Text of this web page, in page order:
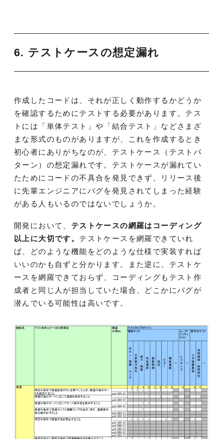
6. テストケースの想定漏れ
作成したコードは、それが正しく動作するかどうか
を確認するためにテストする必要があります。テス
トには「単体テスト」や「結合テスト」などさまざ
まな形式のものがありますが、これを作成するとき
初心者にありがちなのが、テストケース（テストパ
ターン）の想定漏れです。テストケースが漏れてい
たためにコードの不具合を発見できず、リリース後
に先輩エンジニアにバグを発見されてしまった経験
がある人もいるのではないでしょうか。
開発において、 テストケースの網羅はコーディング
以上に大切です。 テストケースを網羅できていれ
ば、どのような機能をどのような仕様で実装すれば
いいのかも自ずと分かります。また逆に、テストケ
ースを網羅できておらず、コーディングもテスト作
成者と同じ人が担当していた場合、どこかにバグが
潜んでいる可能性は高いです。